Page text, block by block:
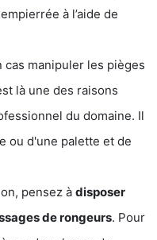
à l’aide de
cas manipuler les pièges
là une des raisons
du domaine. Il
ou d'une palette et de
pensez à disposer
de rongeurs. Pour